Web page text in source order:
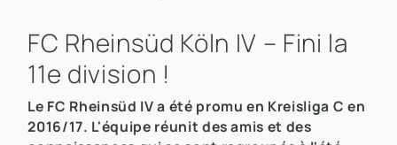
FC Rheinsüd Köln IV – Fini la
11e division !
Le FC Rheinsüd IV a été promu en Kreisliga C en
2016/17. L'équipe réunit des amis et des